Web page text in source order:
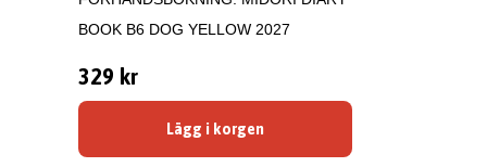
BOOK B6 DOG YELLOW 2027
329 kr
Lägg i korgen